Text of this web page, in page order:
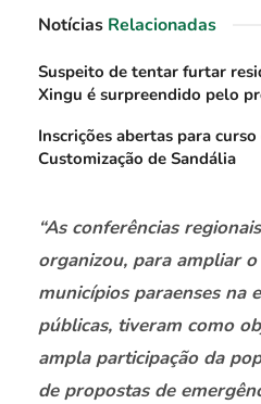
Notícias Relacionadas
Suspeito de tentar furtar
Xingu é surpreendido pelo
Inscrições abertas para
Customização de Sandália
“As conferências
organizou, para ampliar
municípios paraenses na
públicas, tiveram como
ampla participação da
de propostas de